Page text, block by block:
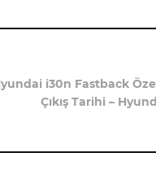
i30n Fastback
Çıkış Tarihi –